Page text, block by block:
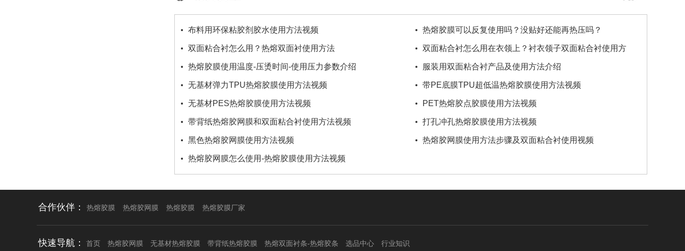
布料用环保粘胶剂胶水使用方法视频 热熔胶膜可以反复使用吗？没贴好还能再热压吗？
双面粘合衬怎么用？热熔双面衬使用方法 双面粘合衬怎么用在衣领上？衬衣领子双面粘合衬使用方
法
热熔胶膜使用温度-压烫时间-使用压力参数介绍 服装用双面粘合衬产品及使用方法介绍
无基材弹力TPU热熔胶膜使用方法视频 带PE底膜TPU超低温热熔胶膜使用方法视频
无基材PES热熔胶膜使用方法视频 PET热熔胶点胶膜使用方法视频
带背纸热熔胶网膜和双面粘合衬使用方法视频 打孔冲孔热熔胶膜使用方法视频
黑色热熔胶网膜使用方法视频 热熔胶网膜使用方法步骤及双面粘合衬使用视频
热熔胶网膜怎么使用-热熔胶膜使用方法视频
合作伙伴： 热熔胶膜 热熔胶网膜 热熔胶膜 热熔胶膜厂家
快速导航： 首页 热熔胶网膜 无基材热熔胶膜 带背纸热熔胶膜 热熔双面衬条-热熔胶条 选品中心 行业知识